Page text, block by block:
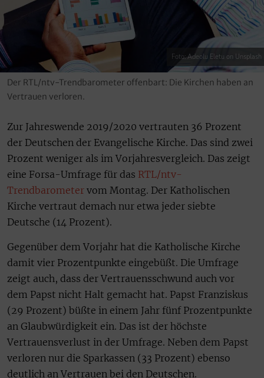
Foto: Adeolu Eletu on Unsplash
Der RTL/ntv-Trendbarometer offenbart: Die Kirchen haben an
Vertrauen verloren.
Zur Jahreswende 2019/2020 vertrauten 36 Prozent
der Deutschen der Evangelische Kirche. Das sind zwei
Prozent weniger als im Vorjahresvergleich. Das zeigt
eine Forsa-Umfrage für das RTL/ntv-
Trendbarometer vom Montag. Der Katholischen
Kirche vertraut demach nur etwa jeder siebte
Deutsche (14 Prozent).
Gegenüber dem Vorjahr hat die Katholische Kirche
damit vier Prozentpunkte eingebüßt. Die Umfrage
zeigt auch, dass der Vertrauensschwund auch vor
dem Papst nicht Halt gemacht hat. Papst Franziskus
(29 Prozent) büßte in einem Jahr fünf Prozentpunkte
an Glaubwürdigkeit ein. Das ist der höchste
Vertrauensverlust in der Umfrage. Neben dem Papst
verloren nur die Sparkassen (33 Prozent) ebenso
deutlich an Vertrauen bei den Deutschen.